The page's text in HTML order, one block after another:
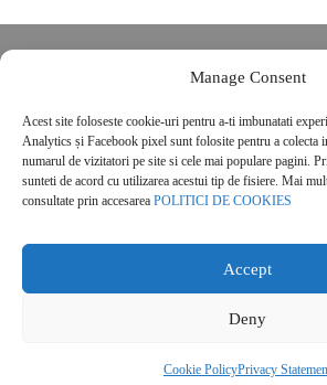
Manage Consent
Acest site foloseste cookie-uri pentru a-ti imbunatati
Analytics și Facebook pixel sunt folosite pentru a colecta
numarul de vizitatori pe site si cele mai populare pagini.
sunteti de acord cu utilizarea acestui tip de fisiere. Mai
consultate prin accesarea POLITICI DE COOKIES
Accept
Deny
Cookie PolicyPrivacy
POLITICĂ DE
Politica de cookies
© 2026 Real Estate Magazine. All Rights